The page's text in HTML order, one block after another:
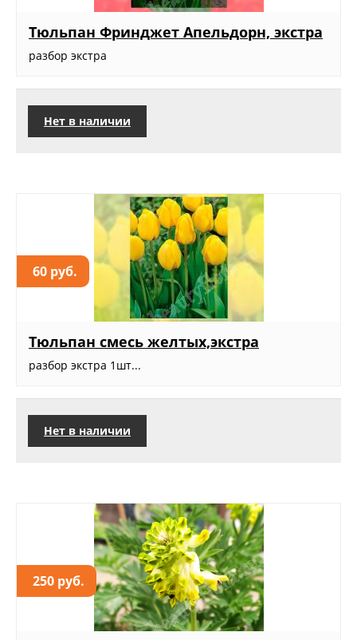
Тюльпан Фринджет Апельдорн, экстра
разбор экстра
Нет в наличии
60 руб.
Тюльпан смесь желтых,экстра
разбор экстра 1шт...
Нет в наличии
250 руб.